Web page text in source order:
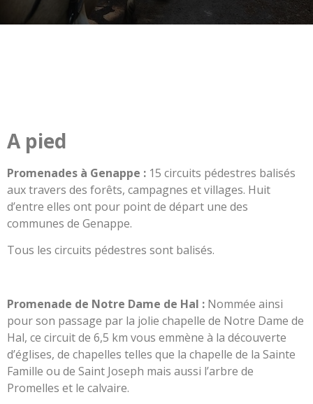
A pied
Promenades à Genappe : 15 circuits pédestres balisés
aux travers des forêts, campagnes et villages. Huit
d’entre elles ont pour point de départ une des
communes de Genappe.
Tous les circuits pédestres sont balisés.
Promenade de Notre Dame de Hal : Nommée ainsi
pour son passage par la jolie chapelle de Notre Dame de
Hal, ce circuit de 6,5 km vous emmène à la découverte
d’églises, de chapelles telles que la chapelle de la Sainte
Famille ou de Saint Joseph mais aussi l’arbre de
Promelles et le calvaire.